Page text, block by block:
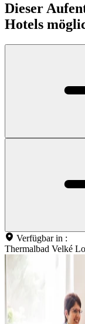
Dieser
Hotels
Verfügbar in :
Thermalbad Velké